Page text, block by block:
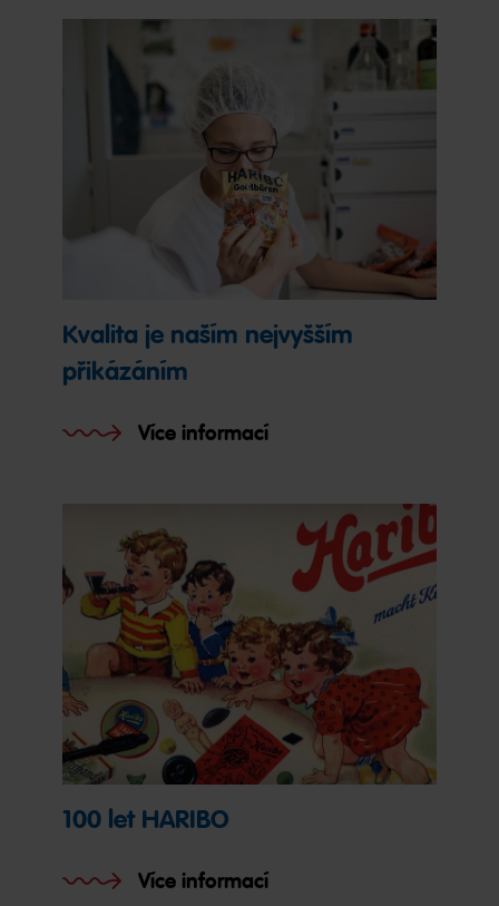
Kvalita je naším nejvyšším
přikázáním
Více informací
100 let HARIBO
Více informací